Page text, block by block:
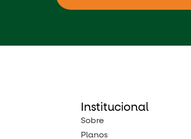
Institucional
Sobre
Planos